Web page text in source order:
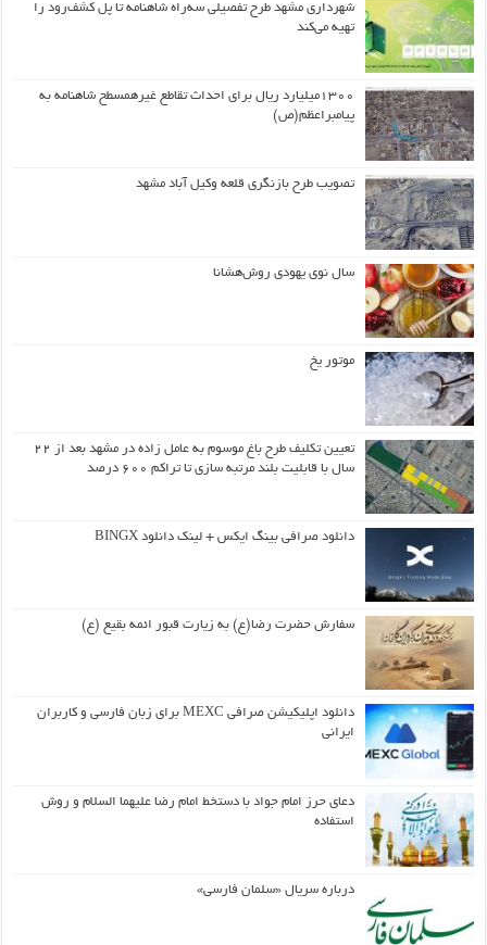
شهرداری مشهد طرح تفصیلی سه‌راه شاهنامه تا پل کشف‌رود را
تهیه می‌کند
۱۳۰۰میلیارد ریال برای احداث تقاطع غیرهمسطح شاهنامه به
پیامبراعظم(ص)
تصویب طرح بازنگری قلعه وکیل آباد مشهد
سال نوی یهودی روش‌هشانا
موتور یخ
تعیین تکلیف طرح باغ موسوم به عامل زاده در مشهد بعد از ۲۲
سال با قابلیت بلند مرتبه سازی تا تراکم ۶۰۰ درصد
دانلود صرافی بینگ ایکس + لینک دانلود BINGX
سفارش حضرت رضا(ع) به زیارت قبور ائمه بقیع (ع)
دانلود اپلیکیشن صرافی MEXC برای زبان فارسی و کاربران
ایرانی
دعای حرز امام جواد با دستخط امام رضا علیهما السلام و روش
استفاده
درباره سریال «سلمان فارسی»